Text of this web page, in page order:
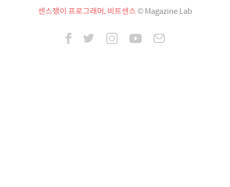
센스쟁이 프로그래머, 비트센스© Magazine Lab